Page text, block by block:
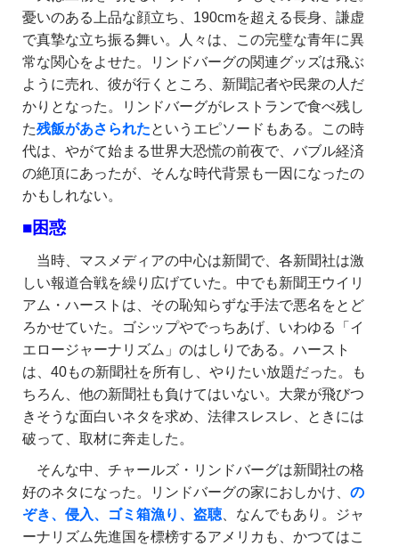
憂いのある上品な顔立ち、190cmを超える長身、謙虚
で真摯な立ち振る舞い。人々は、この完璧な青年に異
常な関心をよせた。リンドバーグの関連グッズは飛ぶ
ように売れ、彼が行くところ、新聞記者や民衆の人だ
かりとなった。リンドバーグがレストランで食べ残し
た残飯があさられたというエピソードもある。この時
代は、やがて始まる世界大恐慌の前夜で、バブル経済
の絶頂にあったが、そんな時代背景も一因になったの
かもしれない。
■困惑
当時、マスメディアの中心は新聞で、各新聞社は激
しい報道合戦を繰り広げていた。中でも新聞王ウイリ
アム・ハーストは、その恥知らずな手法で悪名をとど
ろかせていた。ゴシップやでっちあげ、いわゆる「イ
エロージャーナリズム」のはしりである。ハースト
は、40もの新聞社を所有し、やりたい放題だった。も
ちろん、他の新聞社も負けてはいない。大衆が飛びつ
きそうな面白いネタを求め、法律スレスレ、ときには
破って、取材に奔走した。
そんな中、チャールズ・リンドバーグは新聞社の格
好のネタになった。リンドバーグの家におしかけ、 の
ぞき、侵入、ゴミ箱漁り、盗聴、なんでもあり。ジャ
ーナリズム先進国を標榜するアメリカも、かつてはこ